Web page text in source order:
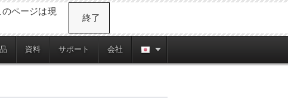
ページは現
終了
資料 サポート 会社